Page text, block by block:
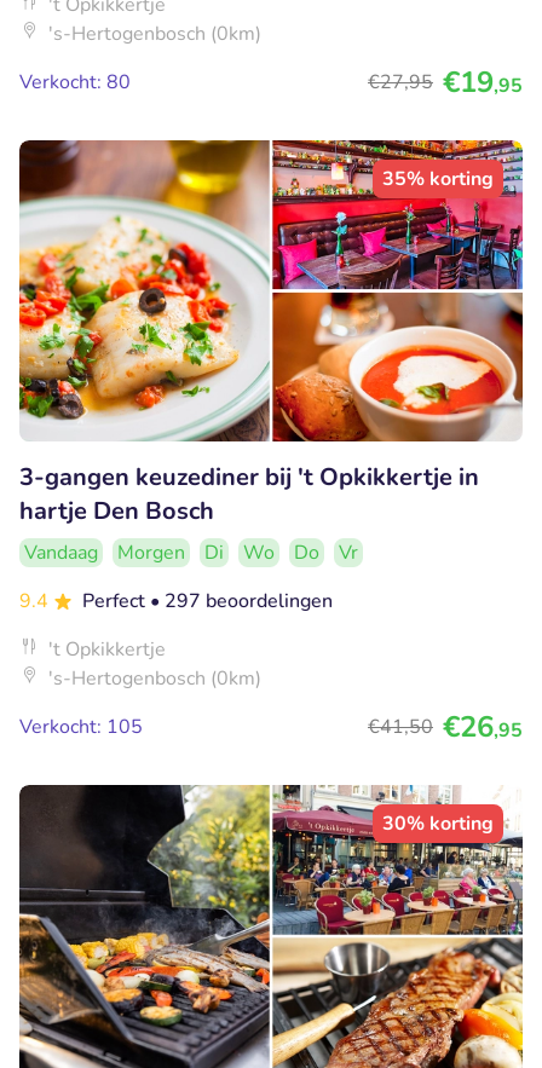
's-Hertogenbosch (0km)
Verkocht: 80
€27,95 €19,95
35% korting
3-gangen keuzediner bij 't Opkikkertje in
hartje Den Bosch
Vandaag Morgen Di Wo Do
Vr
9.4
Perfect • 297 beoordelingen
't Opkikkertje
's-Hertogenbosch (0km)
Verkocht: 105
€41,50 €26,95
30% korting